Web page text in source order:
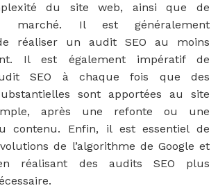
du site web, ainsi que de
marché. Il est généralement
réaliser un audit SEO au moins
Il est également impératif de
SEO à chaque fois que des
sont apportées au site
après une refonte ou une
contenu. Enfin, il est essentiel de
de l’algorithme de Google et
réalisant des audits SEO plus